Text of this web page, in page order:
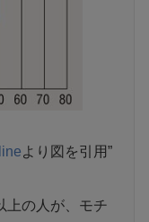
より図を引用”
上の人が、モチ